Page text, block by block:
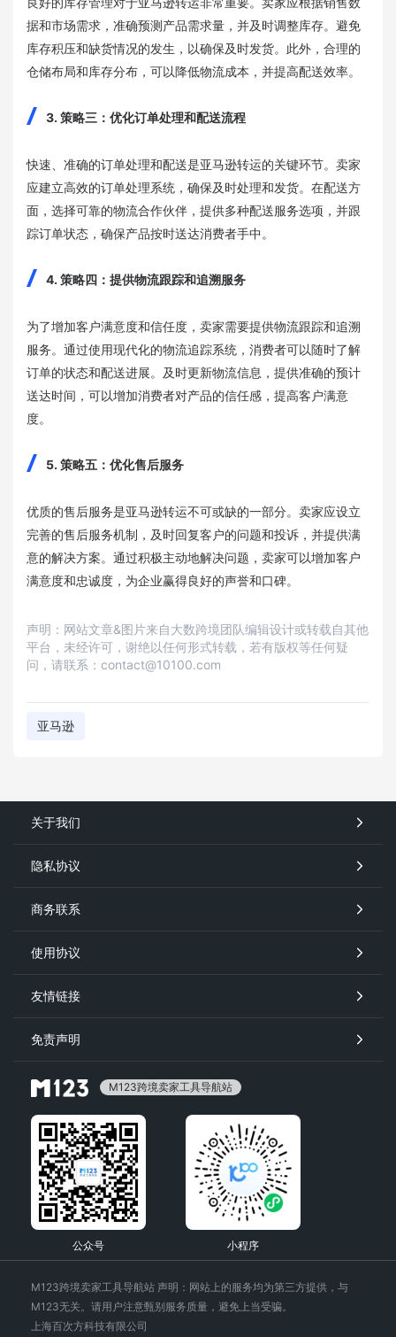
据和市场需求，准确预测产品需求量，并及时调整库存。避免
库存积压和缺货情况的发生，以确保及时发货。此外，合理的
仓储布局和库存分布，可以降低物流成本，并提高配送效率。
3. 策略三：优化订单处理和配送流程
快速、准确的订单处理和配送是亚马逊转运的关键环节。卖家
应建立高效的订单处理系统，确保及时处理和发货。在配送方
面，选择可靠的物流合作伙伴，提供多种配送服务选项，并跟
踪订单状态，确保产品按时送达消费者手中。
4. 策略四：提供物流跟踪和追溯服务
为了增加客户满意度和信任度，卖家需要提供物流跟踪和追溯
服务。通过使用现代化的物流追踪系统，消费者可以随时了解
订单的状态和配送进展。及时更新物流信息，提供准确的预计
送达时间，可以增加消费者对产品的信任感，提高客户满意
度。
5. 策略五：优化售后服务
优质的售后服务是亚马逊转运不可或缺的一部分。卖家应设立
完善的售后服务机制，及时回复客户的问题和投诉，并提供满
意的解决方案。通过积极主动地解决问题，卖家可以增加客户
满意度和忠诚度，为企业赢得良好的声誉和口碑。
声明：网站文章&图片来自大数跨境团队编辑设计或转载自其他
平台，未经许可，谢绝以任何形式转载，若有版权等任何疑
问，请联系：contact@10100.com
亚马逊
关于我们
隐私协议
商务联系
使用协议
友情链接
免责声明
M123跨境卖家工具导航站
公众号 小程序
M123跨境卖家工具导航站 声明：网站上的服务均为第三方提供，与
M123无关。请用户注意甄别服务质量，避免上当受骗。
上海百次方科技有限公司